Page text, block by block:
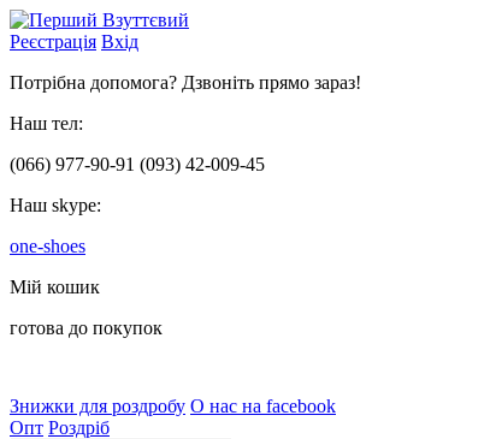
Реєстрація Вхід
Потрібна допомога? Дзвоніть прямо зараз!
Наш тел:
(066) 977-90-91 (093) 42-009-45
Наш skype:
one-shoes
Мій кошик
готова до покупок
Знижки для роздробу О нас на facebook
Опт Роздріб